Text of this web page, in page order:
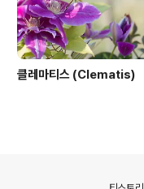
클레마티스 (Clematis)